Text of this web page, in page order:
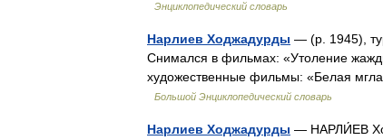
Энциклопедический словарь
Нарлиев Ходжадурды — (р. 1945),
Снимался в фильмах: «Утоление
художественные фильмы: «Белая
Большой Энциклопедический словарь
Нарлиев Ходжадурды — НАРЛИ́ЕВ